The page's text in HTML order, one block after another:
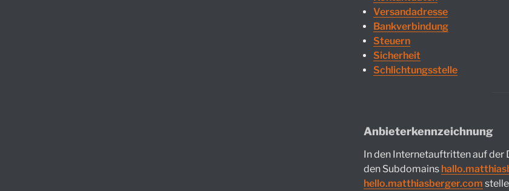
Versandadresse
Bankverbindung
Steuern
Sicherheit
Schlichtungs­stelle
Anbieterkennzeichnung
In den Internetauftritten auf der
den Subdomains
hello.matthiasberger.com